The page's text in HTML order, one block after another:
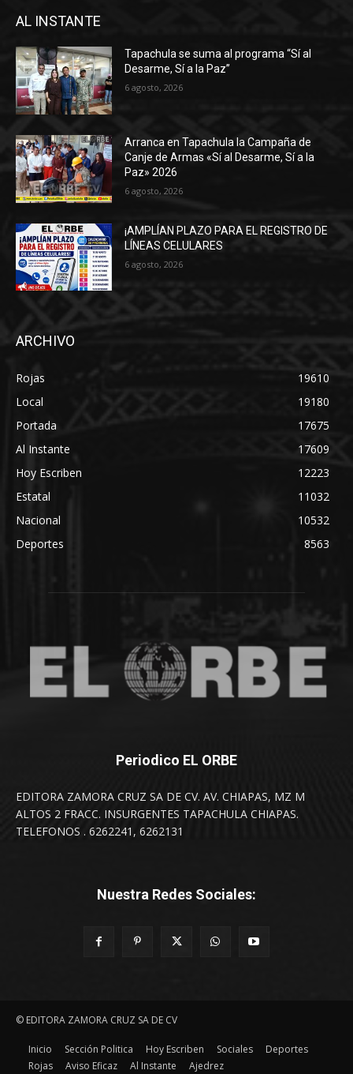
AL INSTANTE
Tapachula se suma al programa “Sí al
Desarme, Sí a la Paz”
6 agosto, 2026
Arranca en Tapachula la Campaña de
Canje de Armas «Sí al Desarme, Sí a la
Paz» 2026
6 agosto, 2026
¡AMPLÍAN PLAZO PARA EL REGISTRO DE
LÍNEAS CELULARES
6 agosto, 2026
ARCHIVO
Rojas
19610
Local
19180
Portada
17675
Al Instante
17609
Hoy Escriben
12223
Estatal
11032
Nacional
10532
Deportes
8563
Periodico EL ORBE
EDITORA ZAMORA CRUZ SA DE CV. AV. CHIAPAS, MZ M
ALTOS 2 FRACC. INSURGENTES TAPACHULA CHIAPAS.
TELEFONOS . 6262241, 6262131
Nuestra Redes Sociales:
© EDITORA ZAMORA CRUZ SA DE CV
Inicio Sección Politica Hoy Escriben Sociales
Deportes
Rojas
Aviso Eficaz Al Instante Ajedrez